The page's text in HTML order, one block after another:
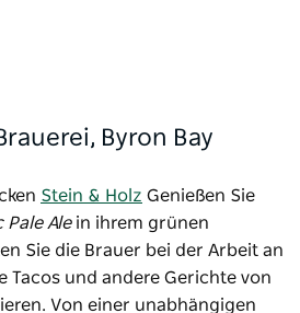
Byron Bay
Stein & Holz Genießen Sie
Pale Alein ihrem grünen
Sie die Brauer bei der Arbeit an
Tacos und andere Gerichte von
Von einer unabhängigen